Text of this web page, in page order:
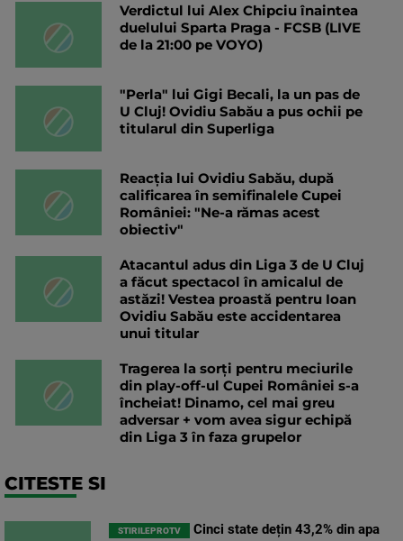
Verdictul lui Alex Chipciu înaintea
duelului Sparta Praga - FCSB (LIVE
de la 21:00 pe VOYO)
"Perla" lui Gigi Becali, la un pas de
U Cluj! Ovidiu Sabău a pus ochii pe
titularul din Superliga
Reacția lui Ovidiu Sabău, după
calificarea în semifinalele Cupei
României: "Ne-a rămas acest
obiectiv"
Atacantul adus din Liga 3 de U Cluj
a făcut spectacol în amicalul de
astăzi! Vestea proastă pentru Ioan
Ovidiu Sabău este accidentarea
unui titular
Tragerea la sorți pentru meciurile
din play-off-ul Cupei României s-a
încheiat! Dinamo, cel mai greu
adversar + vom avea sigur echipă
din Liga 3 în faza grupelor
CITESTE SI
STIRILEPROTV
Cinci state dețin 43,2% din apa